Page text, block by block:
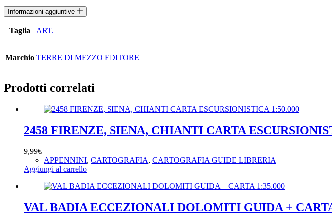
Informazioni aggiuntive
Taglia ART.
Marchio TERRE DI MEZZO EDITORE
Prodotti correlati
2458 FIRENZE, SIENA, CHIANTI CARTA
9,99€
APPENNINI, CARTOGRAFIA, CARTOGRAFIA GUIDE LIBRERIA
Aggiungi al carrello
VAL BADIA ECCEZIONALI DOLOMITI GUIDA +